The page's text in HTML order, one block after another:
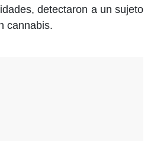
detectaron a un sujeto
cannabis.